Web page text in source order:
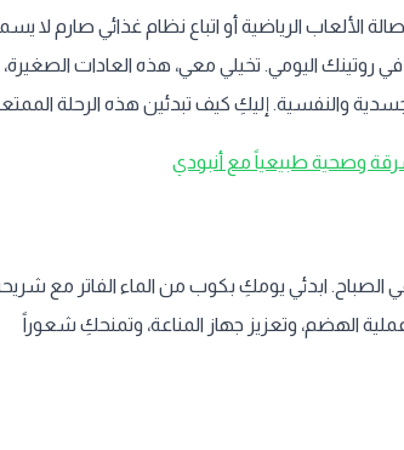
الألعاب الرياضية أو اتباع نظام غذائي صارم لا
روتينك اليومي. تخيلي معي، هذه العادات
والنفسية. إليكِ كيف تبدئين هذه الرحلة
ابدئي يومكِ بكوب من الماء الفاتر مع
الهضم، وتعزيز جهاز المناعة، وتمنحكِ شعوراً